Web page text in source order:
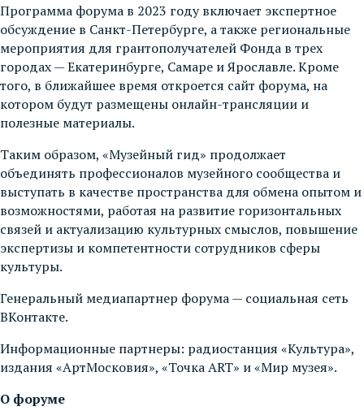
Программа форума в 2023 году включает экспертное
обсуждение в Санкт-Петербурге, а также региональные
мероприятия для грантополучателей Фонда в трех
городах — Екатеринбурге, Самаре и Ярославле. Кроме
того, в ближайшее время откроется сайт форума, на
котором будут размещены онлайн-трансляции и
полезные материалы.
Таким образом, «Музейный гид» продолжает
объединять профессионалов музейного сообщества и
выступать в качестве пространства для обмена опытом и
возможностями, работая на развитие горизонтальных
связей и актуализацию культурных смыслов, повышение
экспертизы и компетентности сотрудников сферы
культуры.
Генеральный медиапартнер форума — социальная сеть
ВКонтакте.
Информационные партнеры: радиостанция «Культура»,
издания «АртМосковия», «Точка ART» и «Мир музея».
О форуме